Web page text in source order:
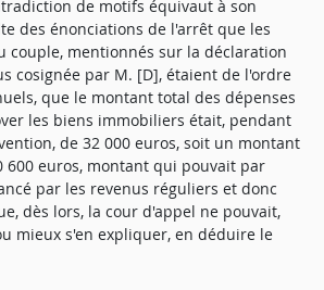
de motifs équivaut à son
des énonciations de l'arrêt que les
couple, mentionnés sur la déclaration
cosignée par M. [D], étaient de l'ordre
que le montant total des dépenses
les biens immobiliers était, pendant
de 32 000 euros, soit un montant
600 euros, montant qui pouvait par
par les revenus réguliers et donc
dès lors, la cour d'appel ne pouvait,
mieux s'en expliquer, en déduire le